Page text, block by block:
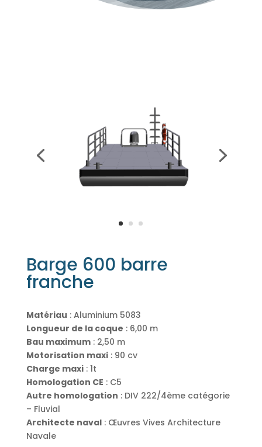
Barge 600 barre
franche
Matériau : Aluminium 5083
Longueur de la coque : 6,00 m
Bau maximum: 2,50 m
Motorisation maxi: 90 cv
Charge maxi: 1t
Homologation CE : C5
Autre homologation : DIV 222/4ème catégorie
– Fluvial
Architecte naval: Œuvres Vives Architecture
Navale